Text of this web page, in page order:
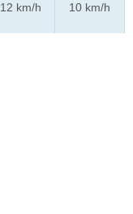
12 km/h
10 km/h